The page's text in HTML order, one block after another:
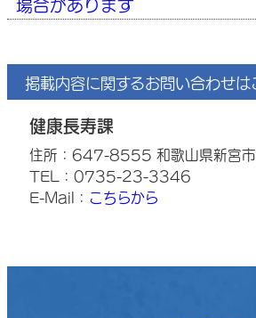
場合があります
掲載内容に関するお問い合わせは
健康長寿課
住所：647-8555 和歌山県新宮市
TEL：0735-23-3346
E-Mail： こちらから